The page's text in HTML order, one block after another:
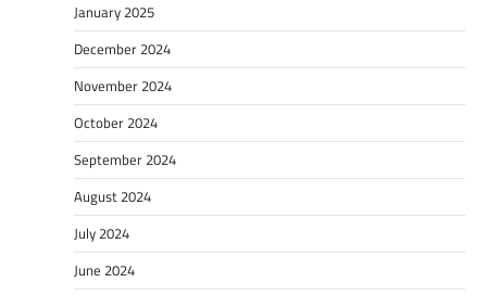
January 2025
December 2024
November 2024
October 2024
September 2024
August 2024
July 2024
June 2024